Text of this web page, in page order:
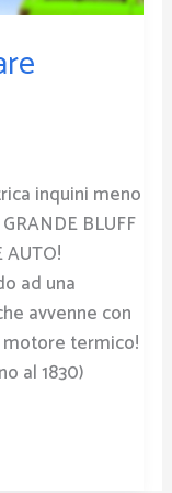
inquini meno
BLUFF
AUTO!
ad una
avvenne con
motore termico!
al 1830)